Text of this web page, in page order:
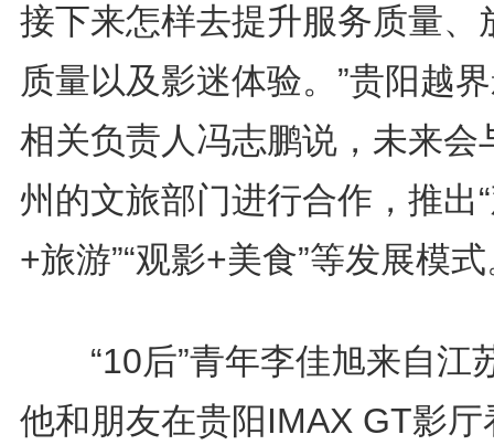
接下来怎样去提升服务质量、
质量以及影迷体验。”贵阳越
相关负责人冯志鹏说，未来会
州的文旅部门进行合作，推出
+旅游”“观影+美食”等发展模
“10后”青年李佳旭来自江
他和朋友在贵阳IMAX GT影厅